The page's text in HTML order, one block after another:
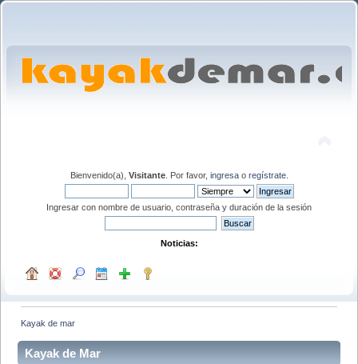
Bienvenido(a), Visitante. Por favor, ingresao regístrate.
Ingresar con nombre de usuario, contraseña y duración de la sesión
Noticias:
Kayak de mar
Kayak de Mar